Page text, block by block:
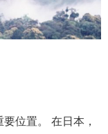
位置。 在日本，